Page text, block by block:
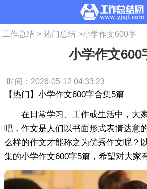
工作总结 > 热门总结 >小学作文600字
小学作文600
时间：2026-05-12 04:33:23
【热门】小学作文600字合集5篇
在日常学习、工作或生活中，大
吧，作文是人们以书面形式表情达意
么样的作文才能称之为优秀作文呢？
集的小学作文600字5篇，希望对大家